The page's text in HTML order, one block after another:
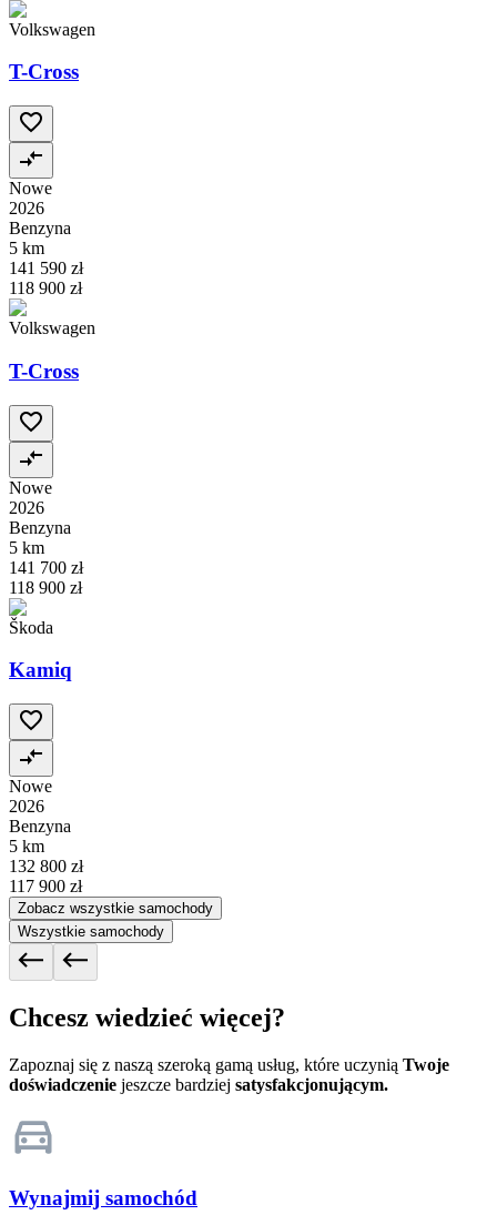
Volkswagen
T-Cross
Nowe
2026
Benzyna
5 km
141 590 zł
118 900 zł
Volkswagen
T-Cross
Nowe
2026
Benzyna
5 km
141 700 zł
118 900 zł
Škoda
Kamiq
Nowe
2026
Benzyna
5 km
132 800 zł
117 900 zł
Zobacz wszystkie samochody
Wszystkie samochody
Chcesz wiedzieć więcej?
Zapoznaj się z naszą szeroką gamą usług, które uczynią Twoje
doświadczenie jeszcze bardziej satysfakcjonującym.
Wynajmij samochód